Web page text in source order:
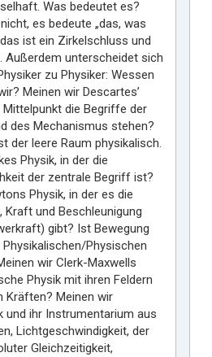
Was bedeutet es?
es bedeute „das, was
ist ein Zirkelschluss und
Außerdem unterscheidet sich
zu Physiker: Wessen
Meinen wir Descartes’
Mittelpunkt die Begriffe der
des Mechanismus stehen?
der leere Raum physikalisch.
Physik, in der die
der zentrale Begriff ist?
Physik, in der es die
Kraft und Beschleunigung
gibt? Ist Bewegung
Physischen
wir Clerk-Maxwells
Physik mit ihren Feldern
Kräften? Meinen wir
und ihr Instrumentarium aus
Lichtgeschwindigkeit, der
Gleichzeitigkeit,